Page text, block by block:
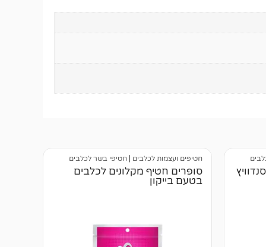
חטיפים ועצמות לכלבים | חטיפי בשר לכלבים
סופרים חטיף מקלונים לכלבים
בטעם בייקון